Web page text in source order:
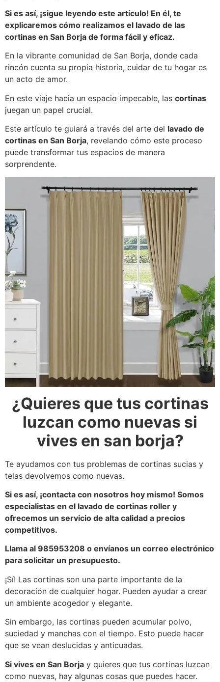
Si es así, ¡sigue leyendo este artículo! En él, te
explicaremos cómo realizamos el lavado de las
cortinas en San Borja de forma fácil y eficaz.
En la vibrante comunidad de San Borja, donde cada
rincón cuenta su propia historia, cuidar de tu hogar es
un acto de amor.
En este viaje hacia un espacio impecable, las cortinas
juegan un papel crucial.
Este artículo te guiará a través del arte del lavado de
cortinas en San Borja, revelando cómo este proceso
puede transformar tus espacios de manera
sorprendente.
¿Quieres que tus cortinas
luzcan como nuevas si
vives en san borja?
Te ayudamos con tus problemas de cortinas sucias y
telas devolvemos como nuevas.
Si es así, ¡contacta con nosotros hoy mismo! Somos
especialistas en el lavado de cortinas roller y
ofrecemos un servicio de alta calidad a precios
competitivos.
Llama al 985953208 o envíanos un correo electrónico
para solicitar un presupuesto.
¡Sí! Las cortinas son una parte importante de la
decoración de cualquier hogar. Pueden ayudar a crear
un ambiente acogedor y elegante.
Sin embargo, las cortinas pueden acumular polvo,
suciedad y manchas con el tiempo. Esto puede hacer
que se vean deslucidas y anticuadas.
Si vives en San Borja y quieres que tus cortinas luzcan
como nuevas, hay algunas cosas que puedes hacer.